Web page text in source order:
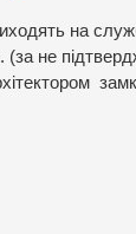
на
не